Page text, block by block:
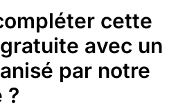
cette
avec un
par notre
?